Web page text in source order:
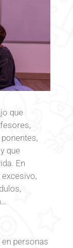
que
que
En
personas